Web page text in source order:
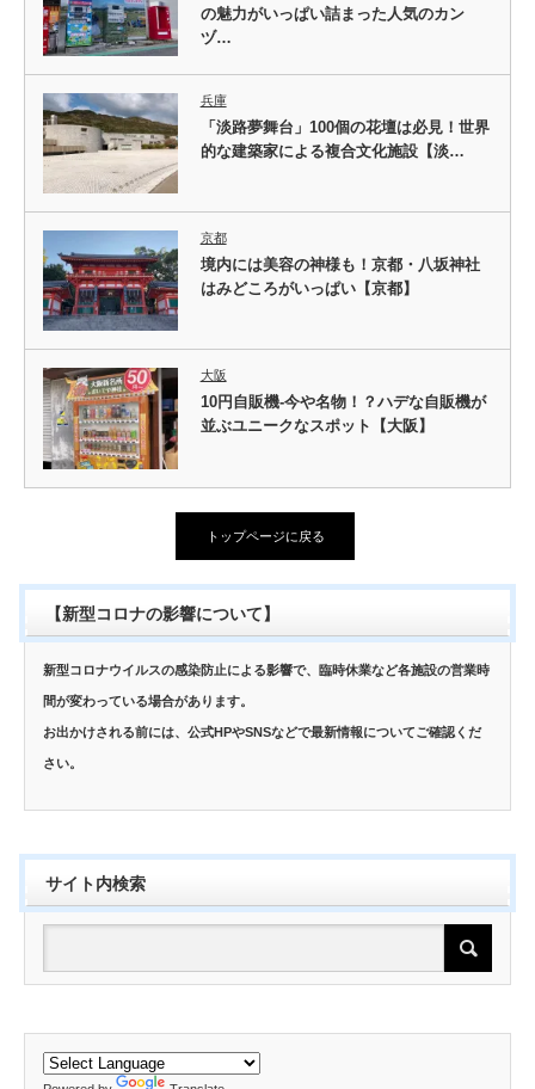
の魅力がいっぱい詰まった人気のカン
ヅ…
兵庫
「淡路夢舞台」100個の花壇は必見！世界
的な建築家による複合文化施設【淡…
京都
境内には美容の神様も！京都・八坂神社
はみどころがいっぱい【京都】
大阪
10円自販機-今や名物！？ハデな自販機が
並ぶユニークなスポット【大阪】
トップページに戻る
【新型コロナの影響について】
新型コロナウイルスの感染防止による影響で、臨時休業など各施設の営業時
間が変わっている場合があります。
お出かけされる前には、公式HPやSNSなどで最新情報についてご確認くだ
さい。
サイト内検索